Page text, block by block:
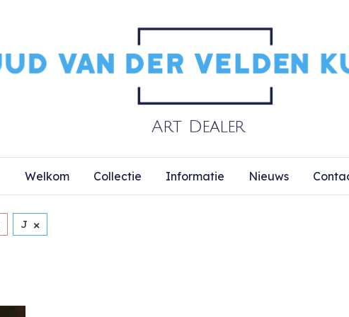
Welkom Collectie Informatie Nieuws
J ×